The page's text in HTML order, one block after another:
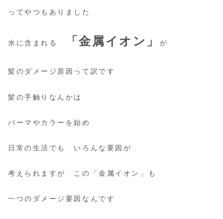
ってやつもありました
水に含まれる 「金属イオン」 が
髪のダメージ原因って訳です
髪の手触りなんかは
パーマやカラーを始め
日常の生活でも いろんな要因が
考えられますが この「金属イオン」も
一つのダメージ要因なんです